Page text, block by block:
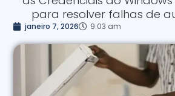
para resolver falhas de
janeiro 7, 2026 9:03 am